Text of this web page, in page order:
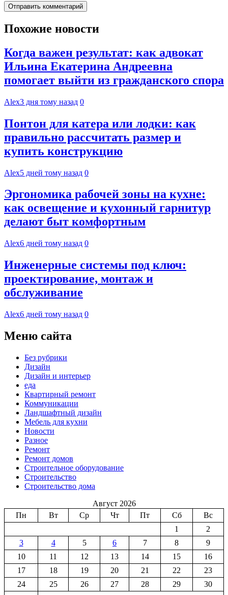
Похожие новости
Когда важен результат: как адвокат
Ильина Екатерина Андреевна
помогает выйти из гражданского спора
Alex3 дня тому назад 0
Понтон для катера или лодки: как
правильно рассчитать размер и
купить конструкцию
Alex5 дней тому назад 0
Эргономика рабочей зоны на кухне:
как освещение и кухонный гарнитур
делают быт комфортным
Alex6 дней тому назад 0
Инженерные системы под ключ:
проектирование, монтаж и
обслуживание
Alex6 дней тому назад 0
Меню сайта
Без рубрики
Дизайн
Дизайн и интерьер
еда
Квартирный ремонт
Коммуникации
Ландшафтный дизайн
Мебель для кухни
Новости
Разное
Ремонт
Ремонт домов
Строительное оборудование
Строительство
Строительство дома
Август 2026
Пн
Вт Ср Чт Пт Сб
Вс
1
2
3
4 5 6 7 8
9
10
11 12 13 14 15
16
17
18 19 20 21 22
23
24
25 26 27 28 29
30